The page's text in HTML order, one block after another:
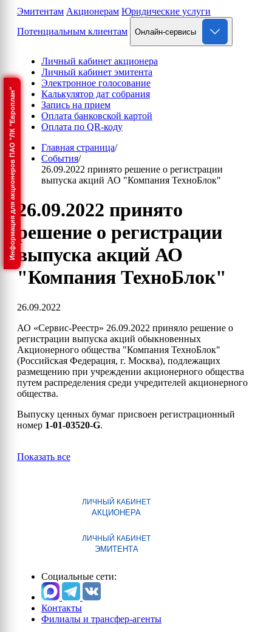
Информация для акционеров ПАО "ЛК "Европлан"
Эмитентам Акционерам Юридические услуги
Потенциальным клиентам
Онлайн-сервисы
Личный кабинет акционера
Личный кабинет эмитента
Электронное голосование
Калькулятор дат собрания
Запись на прием
Оплата банковской картой
Оплата по QR-коду
Главная страница/
События/
26.09.2022 принято решение о регистрации
выпуска акций АО "Компания ТехноБлок"
26.09.2022 принято
решение о регистрации
выпуска акций АО
"Компания ТехноБлок"
26.09.2022
АО «Сервис-Реестр» 26.09.2022 приняло решение о
регистрации выпуска акций обыкновенных
Акционерного общества "Компания ТехноБлок"
(Российская Федерация, г. Москва), подлежащих
размещению при учреждении акционерного общества
путем распределения среди учредителей акционерного
общества.
Выпуску ценных бумаг присвоен регистрационный
номер 1-01-03520-G.
Показать все
ЛИЧНЫЙ КАБИНЕТ
АКЦИОНЕРА
ЛИЧНЫЙ КАБИНЕТ
ЭМИТЕНТА
Социальные сети:
Контакты
Филиалы и трансфер-агенты